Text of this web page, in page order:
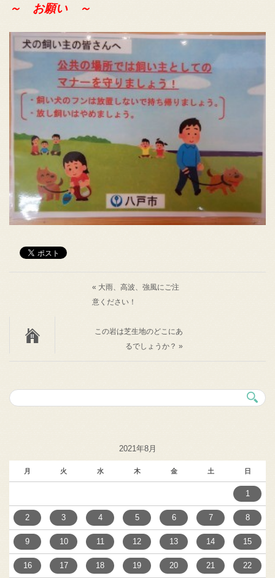
～ お願い ～
« 大雨、高波、強風にご注
意ください！
この岩は芝生地のどこにあ
るでしょうか？ »
2021年8月
月 火 水 木 金 土 日
1
2 3 4 5 6 7 8
9 10 11 12 13 14 15
16 17 18 19 20 21 22